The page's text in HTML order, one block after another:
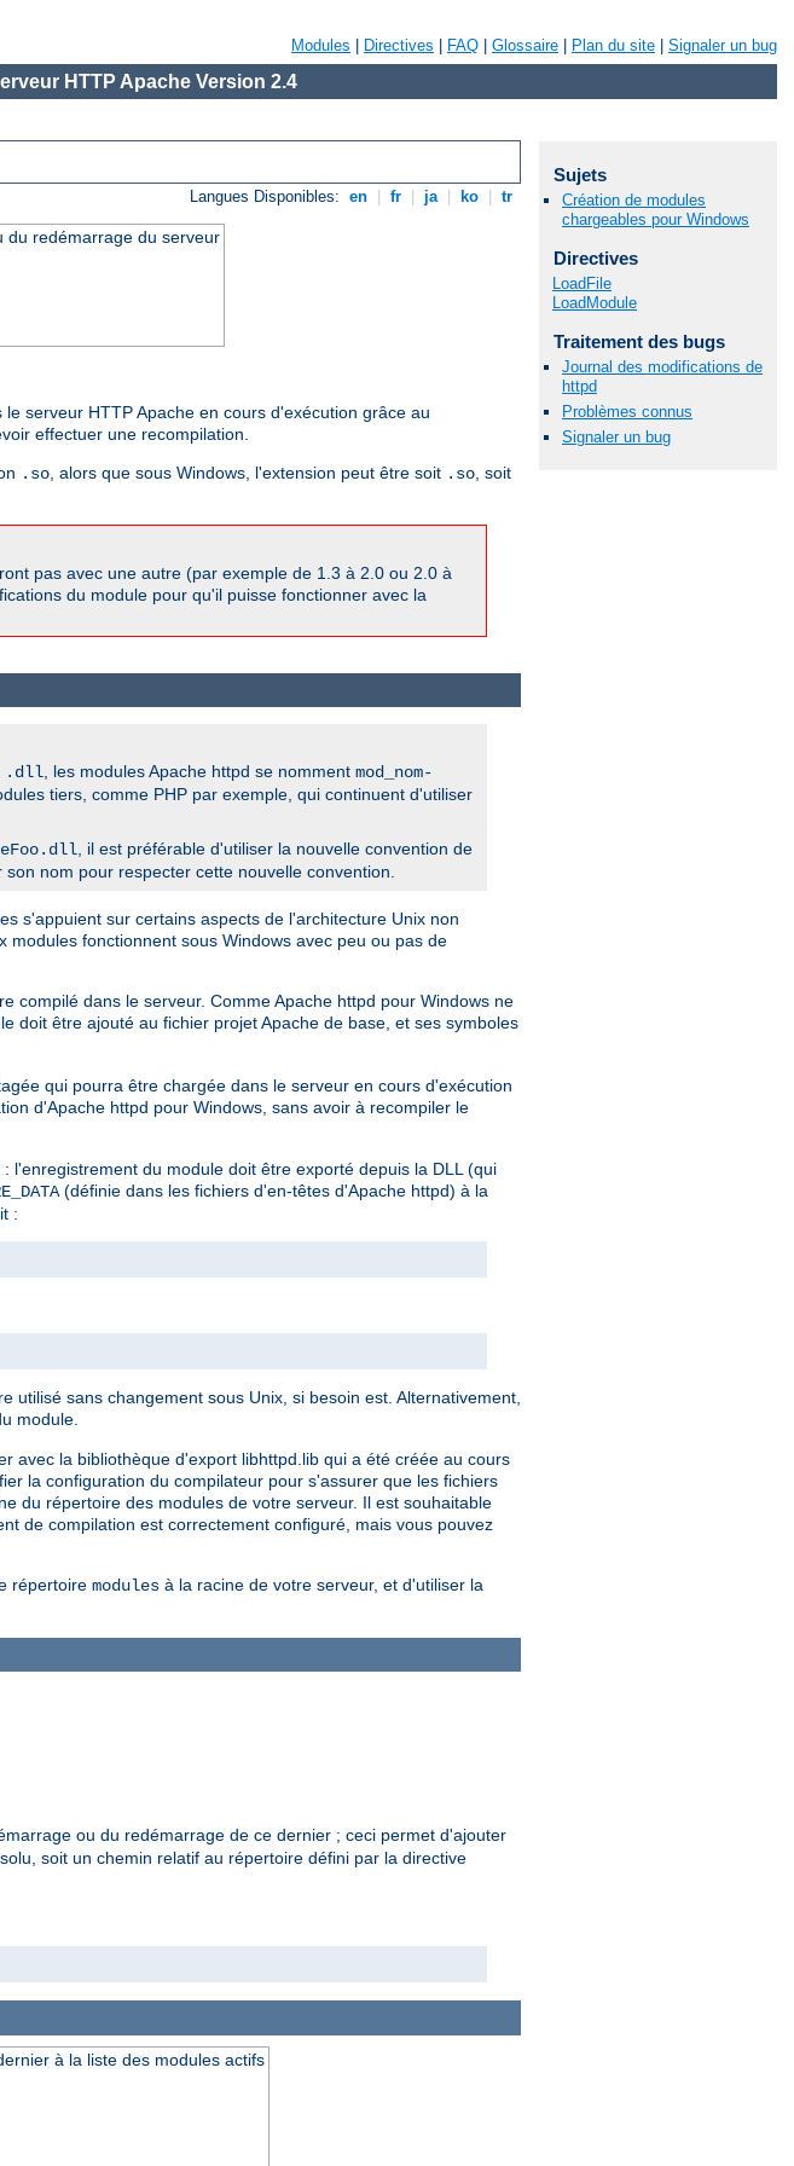
Modules Directives FAQ Glossaire Plan du site Signaler un bug
HTTP Apache Version 2.4
Langues Disponibles: en fr ja ko tr
du redémarrage du serveur
serveur HTTP Apache en cours d'exécution grâce au
effectuer une recompilation.
.so, alors que sous Windows, l'extension peut être soit .so, soit
pas avec une autre (par exemple de 1.3 à 2.0 ou 2.0 à
du module pour qu'il puisse fonctionner avec la
.dll , les modules Apache httpd se nomment mod_nom-
tiers, comme PHP par exemple, qui continuent d'utiliser
, il est préférable d'utiliser la nouvelle convention de
nom pour respecter cette nouvelle convention.
s'appuient sur certains aspects de l'architecture Unix non
fonctionnent sous Windows avec peu ou pas de
compilé dans le serveur. Comme Apache httpd pour Windows ne
doit être ajouté au fichier projet Apache de base, et ses symboles
qui pourra être chargée dans le serveur en cours d'exécution
d'Apache httpd pour Windows, sans avoir à recompiler le
l'enregistrement du module doit être exporté depuis la DLL (qui
(définie dans les fichiers d'en-têtes d'Apache httpd) à la
:
sans changement sous Unix, si besoin est. Alternativement,
module.
avec la bibliothèque d'export libhttpd.lib qui a été créée au cours
la configuration du compilateur pour s'assurer que les fichiers
du répertoire des modules de votre serveur. Il est souhaitable
de compilation est correctement configuré, mais vous pouvez
répertoire modules à la racine de votre serveur, et d'utiliser la
ou du redémarrage de ce dernier ; ceci permet d'ajouter
soit un chemin relatif au répertoire défini par la directive
à la liste des modules actifs
Sujets
Création de modules
chargeables pour Windows
Directives
LoadFile
LoadModule
Traitement des bugs
Journal des modifications de
httpd
Problèmes connus
Signaler un bug